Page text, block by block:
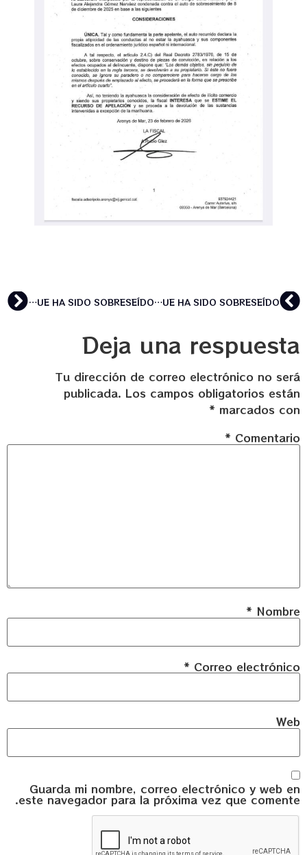
COMUNICADO OFICIAL: SOBRE LA RESOLUCIÓN LEGAL DEL PROCEDIMIENTO JUDICIAL SEGUIDO CONTRA ESCUELA FLORESIENDO QUE HA SIDO SOBRESEÍDO
COMUNICADO OFICIAL: SOBRE LA RESOLUCIÓN LEGAL DEL PROCEDIMIENTO JUDICIAL SEGUIDO CONTRA ESCUELA FLORESIENDO QUE HA SIDO SOBRESEÍDO
Deja una respuesta
Tu dirección de correo electrónico no será
publicada. Los campos obligatorios están
marcados con
*
Comentario
*
Nombre
*
Correo electrónico
*
Web
Guarda mi nombre, correo electrónico y web en
este navegador para la próxima vez que comente.